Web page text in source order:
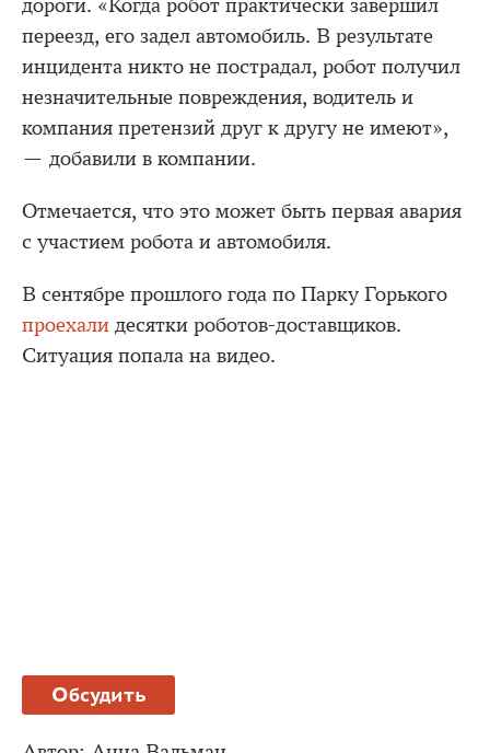
дороги. «Когда робот практически завершил
переезд, его задел автомобиль. В результате
инцидента никто не пострадал, робот получил
незначительные повреждения, водитель и
компания претензий друг к другу не имеют»,
— добавили в компании.
Отмечается, что это может быть первая авария
с участием робота и автомобиля.
В сентябре прошлого года по Парку Горького
проехали десятки роботов-доставщиков.
Ситуация попала на видео.
Обсудить